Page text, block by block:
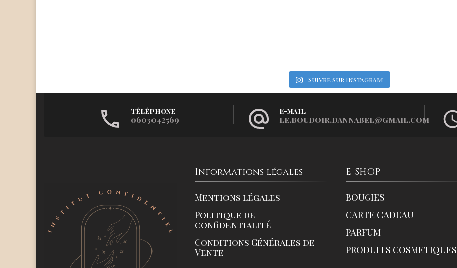
Suivre sur Instagram
Téléphone
0603042569
E-mail
le.boudoir.dannabel@gmail.com
Informations légales
Mentions légales
Politique de
confidentialité
Conditions Générales de
Vente
E-SHOP
BOUGIES
CARTE CADEAU
PARFUM
PRODUITS COSMETIQUES